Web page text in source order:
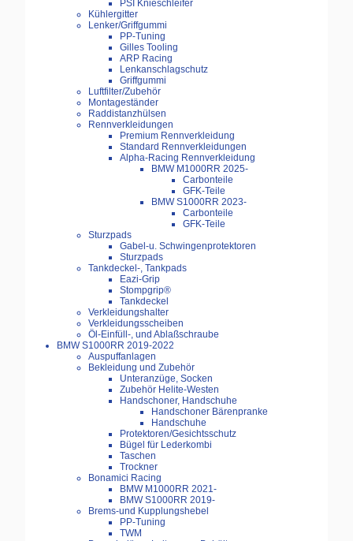
PSI Knieschleifer
Kühlergitter
Lenker/Griffgummi
PP-Tuning
Gilles Tooling
ARP Racing
Lenkanschlagschutz
Griffgummi
Luftfilter/Zubehör
Montageständer
Raddistanzhülsen
Rennverkleidungen
Premium Rennverkleidung
Standard Rennverkleidungen
Alpha-Racing Rennverkleidung
BMW M1000RR 2025-
Carbonteile
GFK-Teile
BMW S1000RR 2023-
Carbonteile
GFK-Teile
Sturzpads
Gabel-u. Schwingenprotektoren
Sturzpads
Tankdeckel-, Tankpads
Eazi-Grip
Stompgrip®
Tankdeckel
Verkleidungshalter
Verkleidungsscheiben
Öl-Einfüll-, und Ablaßschraube
BMW S1000RR 2019-2022
Auspuffanlagen
Bekleidung und Zubehör
Unteranzüge, Socken
Zubehör Helite-Westen
Handschoner, Handschuhe
Handschoner Bärenpranke
Handschuhe
Protektoren/Gesichtsschutz
Bügel für Lederkombi
Taschen
Trockner
Bonamici Racing
BMW M1000RR 2021-
BMW S1000RR 2019-
Brems-und Kupplungshebel
PP-Tuning
TWM